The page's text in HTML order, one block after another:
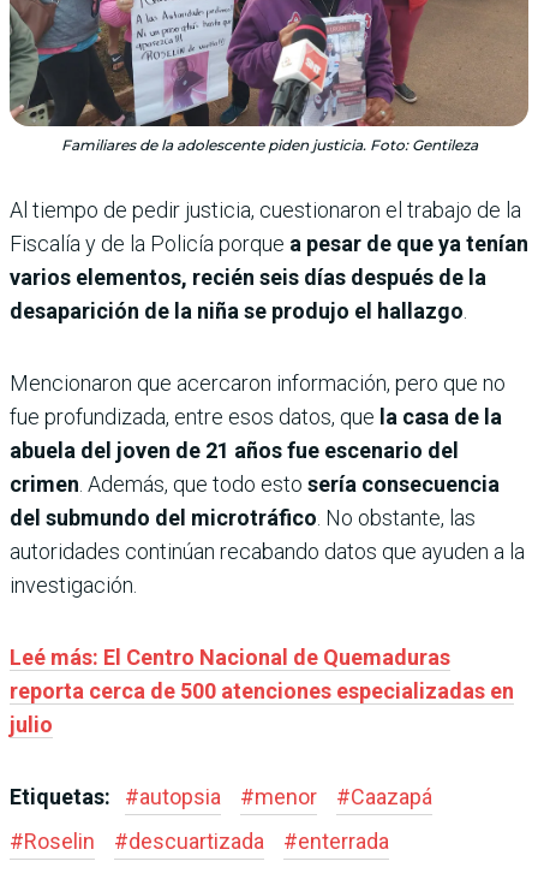
Familiares de la adolescente piden justicia. Foto: Gentileza
Al tiempo de pedir justicia, cuestionaron el trabajo de la
Fiscalía y de la Policía porque a pesar de que ya tenían
varios elementos, recién seis días después de la
desaparición de la niña se produjo el hallazgo
Mencionaron que acercaron información, pero que no
fue profundizada, entre esos datos, que la casa de la
abuela del joven de 21 años fue escenario del
crimen . Además, que todo esto sería consecuencia
del submundo del microtráfico . No obstante, las
autoridades continúan recabando datos que ayuden a la
investigación.
Leé más: El Centro Nacional de Quemaduras
reporta cerca de 500 atenciones especializadas en
julio
Etiquetas: #autopsia #menor #Caazapá
#Roselin #descuartizada #enterrada